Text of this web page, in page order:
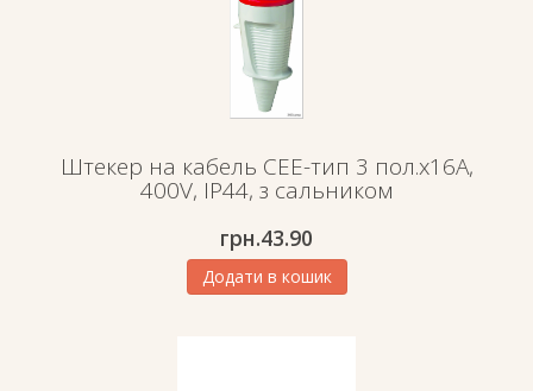
Штекер на кабель СЕЕ-тип 3 пол.х16А,
400V, IP44, з сальником
грн.43.90
Додати в кошик